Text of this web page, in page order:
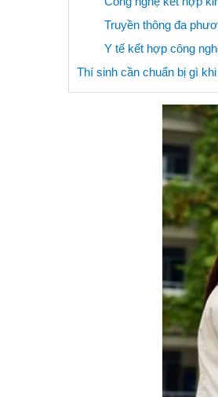
Truyền thông đa
Y tế kết hợp công
Thí sinh cần chuẩn bị gì